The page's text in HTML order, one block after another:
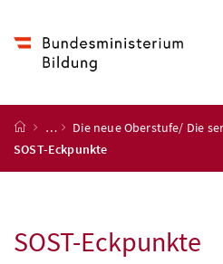
Startseite
…
Die neue Oberstufe/ Die
SOST-Eckpunkte
SOST-Eckpunkte